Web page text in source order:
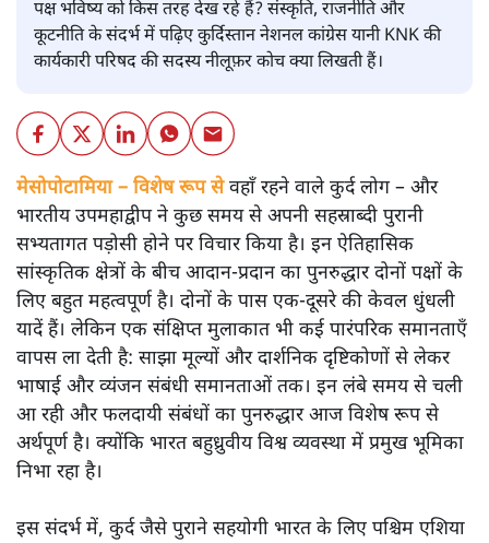
पक्ष भविष्य को किस तरह देख रहे हैं? संस्कृति, राजनीति और
कूटनीति के संदर्भ में पढ़िए कुर्दिस्तान नेशनल कांग्रेस यानी KNK की
कार्यकारी परिषद की सदस्य नीलूफ़र कोच क्या लिखती हैं।
मेसोपोटामिया – विशेष रूप सेवहाँ रहने वाले कुर्द लोग – और
भारतीय उपमहाद्वीप ने कुछ समय से अपनी सहस्राब्दी पुरानी
सभ्यतागत पड़ोसी होने पर विचार किया है। इन ऐतिहासिक
सांस्कृतिक क्षेत्रों के बीच आदान-प्रदान का पुनरुद्धार दोनों पक्षों के
लिए बहुत महत्वपूर्ण है। दोनों के पास एक-दूसरे की केवल धुंधली
यादें हैं। लेकिन एक संक्षिप्त मुलाकात भी कई पारंपरिक समानताएँ
वापस ला देती है: साझा मूल्यों और दार्शनिक दृष्टिकोणों से लेकर
भाषाई और व्यंजन संबंधी समानताओं तक। इन लंबे समय से चली
आ रही और फलदायी संबंधों का पुनरुद्धार आज विशेष रूप से
अर्थपूर्ण है। क्योंकि भारत बहुध्रुवीय विश्व व्यवस्था में प्रमुख भूमिका
निभा रहा है।
इस संदर्भ में, कुर्द जैसे पुराने सहयोगी भारत के लिए पश्चिम एशिया